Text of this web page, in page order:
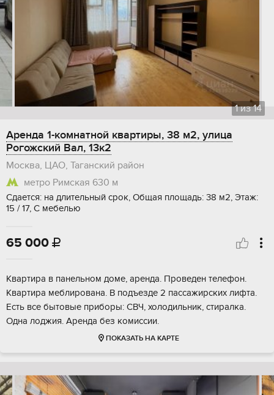
1из14
Аренда 1-комнатной квартиры, 38 м2, улица
Рогожский Вал, 13к2
Москва, ЦАО, Таганский район
метро Римская 630 м
Сдается: на длительный срок, Общая площадь: 38 м2, Этаж:
15 / 17, С мебелью
65 000 
Квартира в панельном доме, аренда. Проведен телефон.
Квартира меблирована. В подъезде 2 пассажирских лифта.
Есть все бытовые приборы: СВЧ, холодильник, стиралка.
Одна лоджия. Аренда без комиссии.
ПОКАЗАТЬ НА КАРТЕ